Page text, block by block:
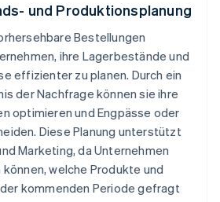
und Produktionsplanung
Bestellungen
ihre Lagerbestände und
effizienter zu planen. Durch ein
der Nachfrage können sie ihre
optimieren und Engpässe oder
Diese Planung unterstützt
Marketing, da Unternehmen
welche Produkte und
kommenden Periode gefragt